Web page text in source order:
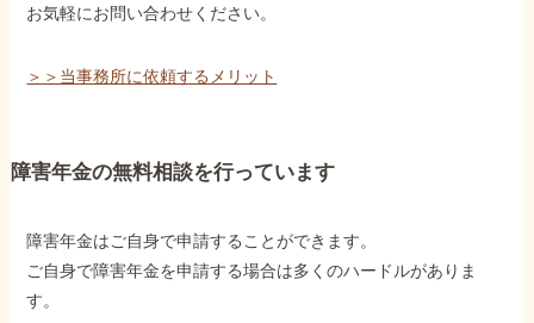
お気軽にお問い合わせください。
＞＞当事務所に依頼するメリット
障害年金の無料相談を行っています
障害年金はご自身で申請することができます。
ご自身で障害年金を申請する場合は多くのハードルがありま
す。